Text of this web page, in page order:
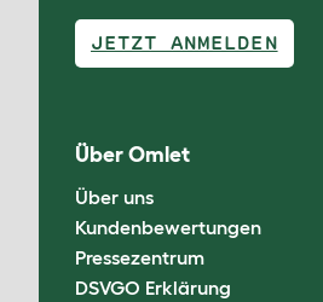
JETZT ANMELDEN
Über Omlet
Über uns
Kundenbewertungen
Pressezentrum
DSVGO Erklärung